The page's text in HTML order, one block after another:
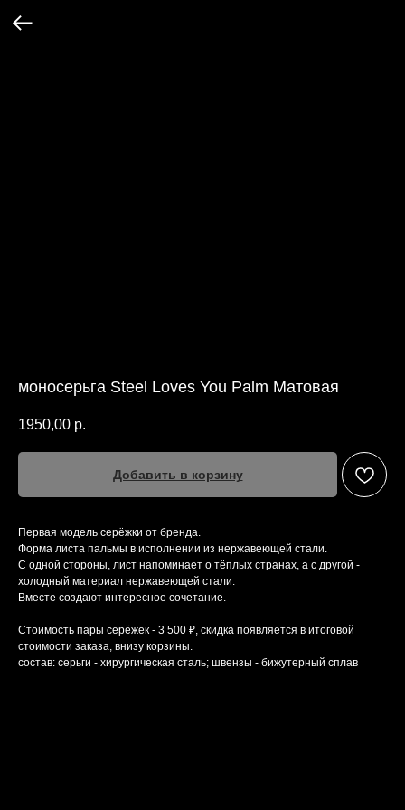
моносерьга Steel Loves You Palm Матовая
1950,00 р.
Добавить в корзину
Первая модель серёжки от бренда.
Форма листа пальмы в исполнении из нержавеющей стали.
С одной стороны, лист напоминает о тёплых странах, а с другой -
холодный материал нержавеющей стали.
Вместе создают интересное сочетание.
Стоимость пары серёжек - 3 500 ₽, скидка появляется в итоговой
стоимости заказа, внизу корзины.
состав: серьги - хирургическая сталь; швензы - бижутерный сплав